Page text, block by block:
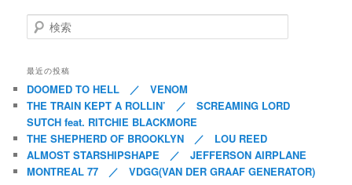
検索
最近の投稿
DOOMED TO HELL ／ VENOM
THE TRAIN KEPT A ROLLIN’ ／ SCREAMING LORD
SUTCH feat. RITCHIE BLACKMORE
THE SHEPHERD OF BROOKLYN ／ LOU REED
ALMOST STARSHIPSHAPE ／ JEFFERSON AIRPLANE
MONTREAL 77 ／ VDGG(VAN DER GRAAF GENERATOR)